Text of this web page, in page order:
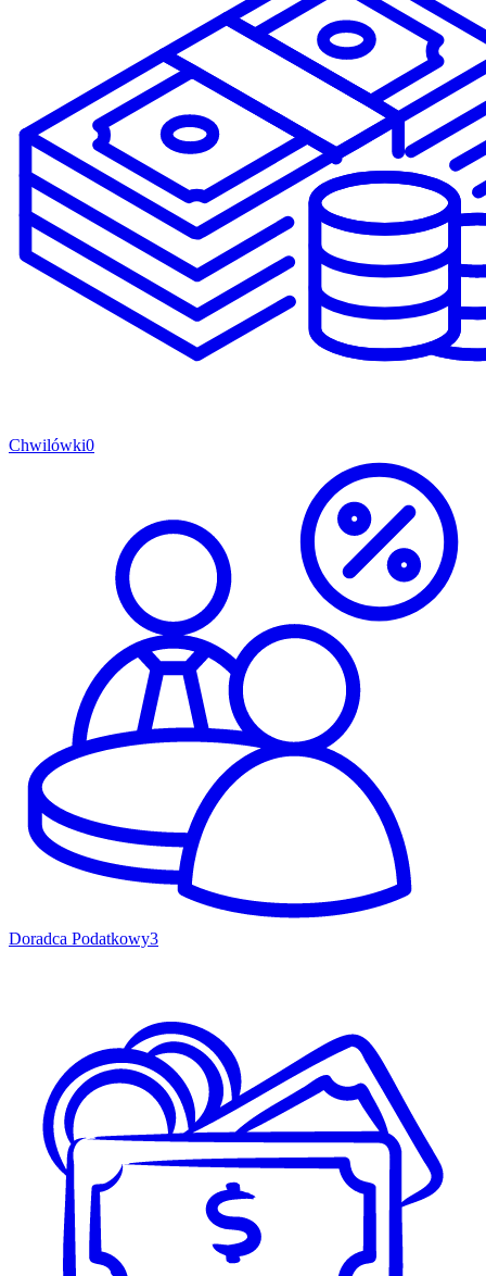
Chwilówki0
Doradca Podatkowy3